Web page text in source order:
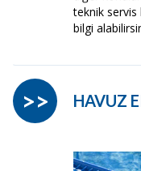
teknik servis
bilgi
HAVUZ
>>